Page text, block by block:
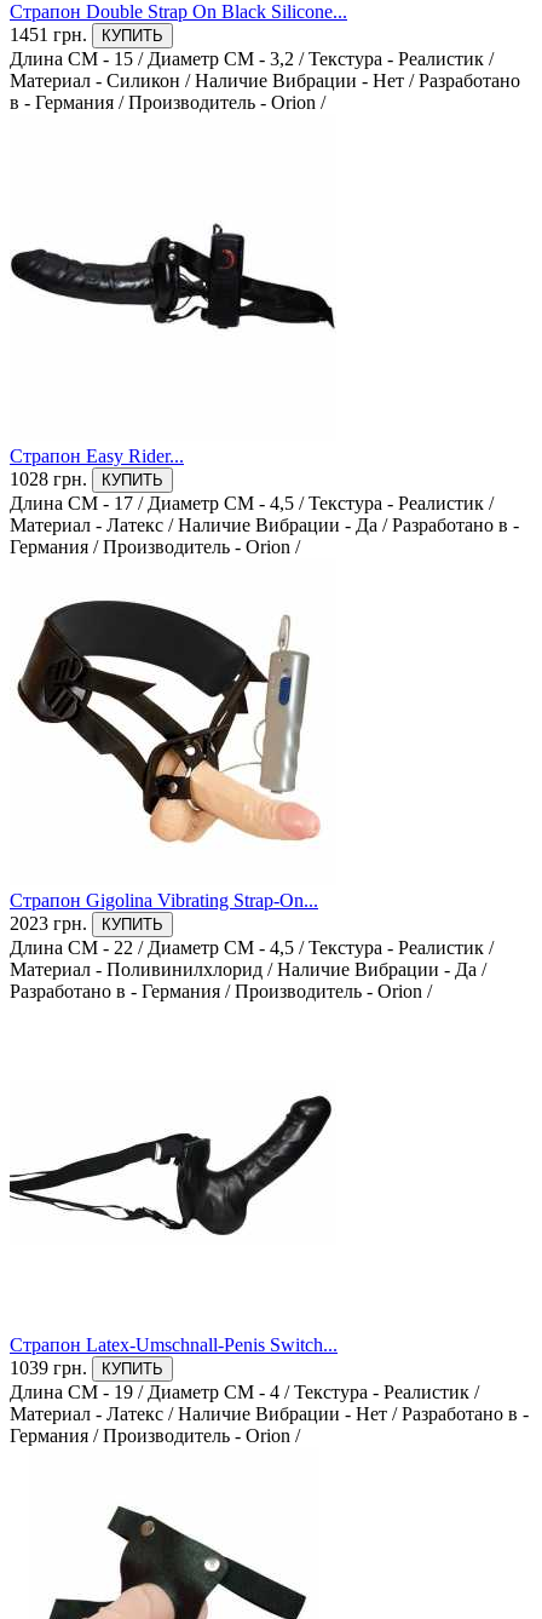
Страпон Double Strap On Black Silicone...
1451 грн.
КУПИТЬ
Длина СМ - 15 / Диаметр СМ - 3,2 /Текстура - Реалистик /
Материал - Силикон /Наличие Вибрации - Нет /Разработано
в - Германия /Производитель - Orion /
Страпон Easy Rider...
1028 грн.
КУПИТЬ
Длина СМ - 17 / Диаметр СМ - 4,5 /Текстура - Реалистик /
Материал - Латекс /Наличие Вибрации - Да /Разработано в -
Германия /Производитель - Orion /
Страпон Gigolina Vibrating Strap-On...
2023 грн.
КУПИТЬ
Длина СМ - 22 / Диаметр СМ - 4,5 /Текстура - Реалистик /
Материал - Поливинилхлорид /Наличие Вибрации - Да /
Разработано в - Германия /Производитель - Orion /
Страпон Latex-Umschnall-Penis Switch...
1039 грн.
КУПИТЬ
Длина СМ - 19 / Диаметр СМ - 4 /Текстура - Реалистик /
Материал - Латекс /Наличие Вибрации - Нет /Разработано в -
Германия /Производитель - Orion /